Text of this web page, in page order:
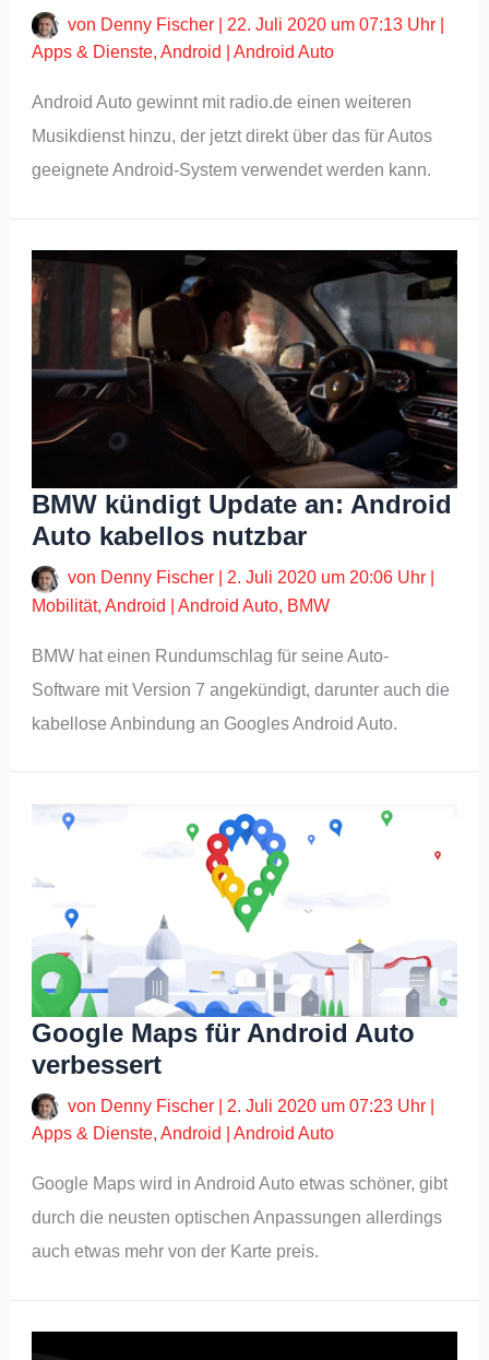
von Denny Fischer 22. Juli 2020 um 07:13 Uhr
Apps & Dienste,Android |Android Auto
Android Auto gewinnt mit radio.de einen weiteren
Musikdienst hinzu, der jetzt direkt über das für Autos
geeignete Android-System verwendet werden kann.
BMW kündigt Update an: Android
Auto kabellos nutzbar
von Denny Fischer |2. Juli 2020 um 20:06 Uhr
Mobilität,Android |Android Auto, BMW
BMW hat einen Rundumschlag für seine Auto-
Software mit Version 7 angekündigt, darunter auch die
kabellose Anbindung an Googles Android Auto.
Google Maps für Android Auto
verbessert
von Denny Fischer 2. Juli 2020 um 07:23 Uhr
Apps & Dienste,Android |Android Auto
Google Maps wird in Android Auto etwas schöner, gibt
durch die neusten optischen Anpassungen allerdings
auch etwas mehr von der Karte preis.